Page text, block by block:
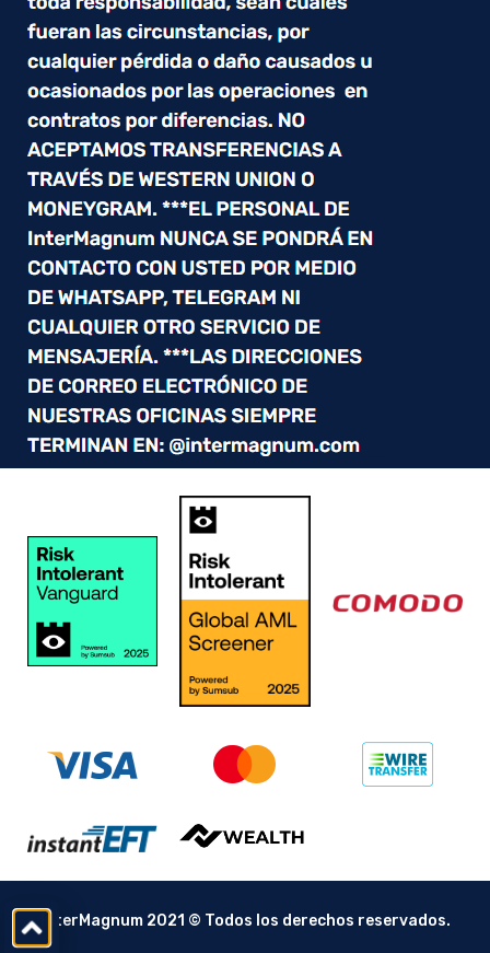
InterMagnum 2021 © Todos los derechos reservados.